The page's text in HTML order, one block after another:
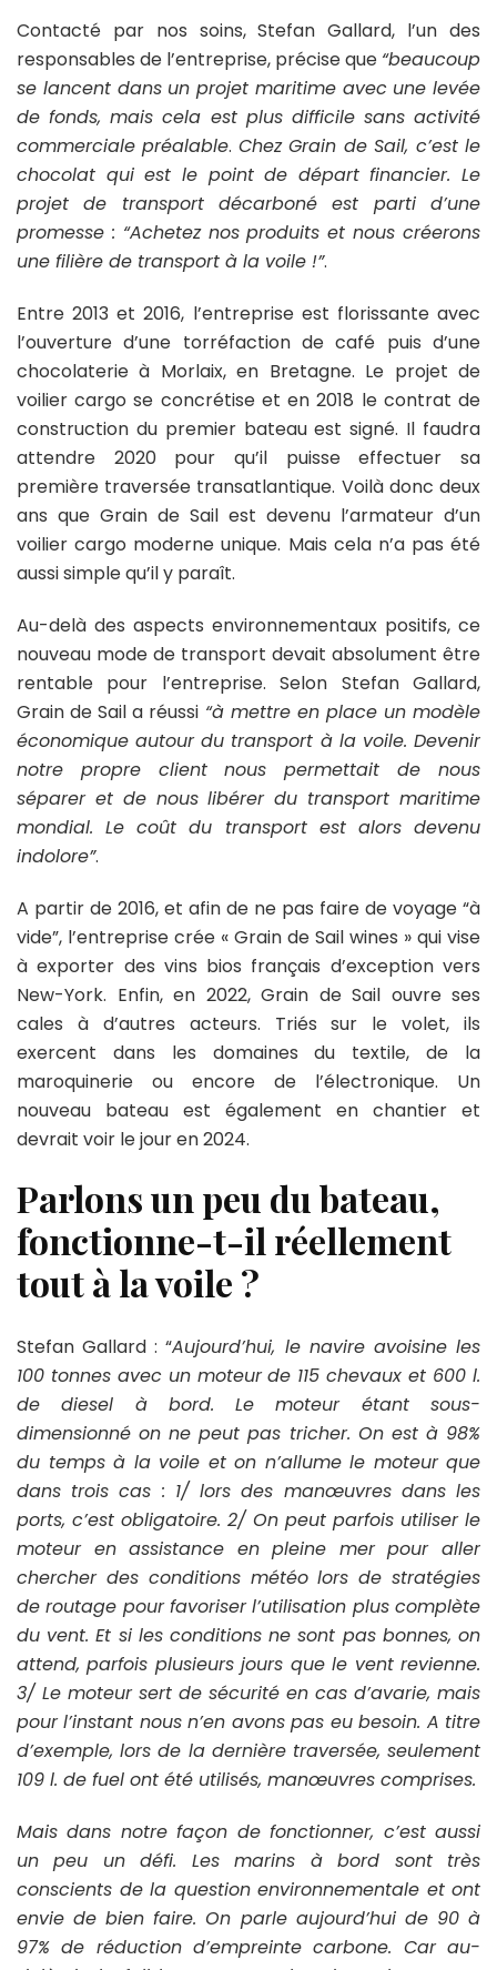
Contacté par nos soins, Stefan Gallard, l’un des
responsables de l’entreprise, précise que “beaucoup
se lancent dans un projet maritime avec une levée
de fonds, mais cela est plus difficile sans activité
commerciale préalable. Chez Grain de Sail, c’est le
chocolat qui est le point de départ financier. Le
projet de transport décarboné est parti d’une
promesse : “Achetez nos produits et nous créerons
une filière de transport à la voile !”.
Entre 2013 et 2016, l’entreprise est florissante avec
l’ouverture d’une torréfaction de café puis d’une
chocolaterie à Morlaix, en Bretagne. Le projet de
voilier cargo se concrétise et en 2018 le contrat de
construction du premier bateau est signé. Il faudra
attendre 2020 pour qu’il puisse effectuer sa
première traversée transatlantique. Voilà donc deux
ans que Grain de Sail est devenu l’armateur d’un
voilier cargo moderne unique. Mais cela n’a pas été
aussi simple qu’il y paraît.
Au-delà des aspects environnementaux positifs, ce
nouveau mode de transport devait absolument être
rentable pour l’entreprise. Selon Stefan Gallard,
Grain de Sail a réussi “à mettre en place un modèle
économique autour du transport à la voile. Devenir
notre propre client nous permettait de nous
séparer et de nous libérer du transport maritime
mondial. Le coût du transport est alors devenu
indolore”.
A partir de 2016, et afin de ne pas faire de voyage “à
vide”, l’entreprise crée « Grain de Sail wines » qui vise
à exporter des vins bios français d’exception vers
New-York. Enfin, en 2022, Grain de Sail ouvre ses
cales à d’autres acteurs. Triés sur le volet, ils
exercent dans les domaines du textile, de la
maroquinerie ou encore de l’électronique. Un
nouveau bateau est également en chantier et
devrait voir le jour en 2024.
Parlons un peu du bateau,
fonctionne-t-il réellement
tout à la voile ?
Stefan Gallard : “Aujourd’hui, le navire avoisine les
100 tonnes avec un moteur de 115 chevaux et 600 l.
de diesel à bord. Le moteur étant sous-
dimensionné on ne peut pas tricher. On est à 98%
du temps à la voile et on n’allume le moteur que
dans trois cas : 1/ lors des manœuvres dans les
ports, c’est obligatoire. 2/ On peut parfois utiliser le
moteur en assistance en pleine mer pour aller
chercher des conditions météo lors de stratégies
de routage pour favoriser l’utilisation plus complète
du vent. Et si les conditions ne sont pas bonnes, on
attend, parfois plusieurs jours que le vent revienne.
3/ Le moteur sert de sécurité en cas d’avarie, mais
pour l’instant nous n’en avons pas eu besoin. A titre
d’exemple, lors de la dernière traversée, seulement
109 l. de fuel ont été utilisés, manœuvres comprises.
Mais dans notre façon de fonctionner, c’est aussi
un peu un défi. Les marins à bord sont très
conscients de la question environnementale et ont
envie de bien faire. On parle aujourd’hui de 90 à
97% de réduction d’empreinte carbone. Car au-